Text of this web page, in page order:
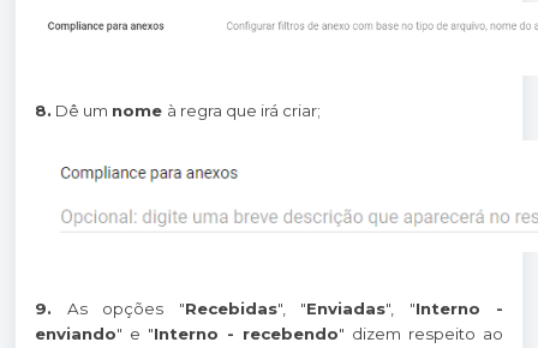
8. Dê um nome à regra que irá criar;
9. As opções "Recebidas", "Enviadas", "Interno -
enviando" e "Interno - recebendo" dizem respeito ao